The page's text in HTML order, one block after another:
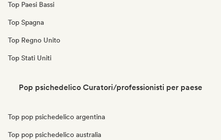
Top Paesi Bassi
Top Spagna
Top Regno Unito
Top Stati Uniti
Pop psichedelico Curatori/professionisti per paese
Top pop psichedelico argentina
Top pop psichedelico australia